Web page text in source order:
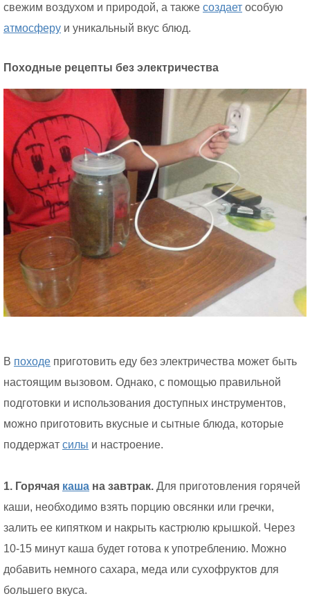
свежим воздухом и природой, а также создает особую
атмосферу и уникальный вкус блюд.
Походные рецепты без электричества
В походе приготовить еду без электричества может быть
настоящим вызовом. Однако, с помощью правильной
подготовки и использования доступных инструментов,
можно приготовить вкусные и сытные блюда, которые
поддержат силы и настроение.
1. Горячая каша на завтрак. Для приготовления горячей
каши, необходимо взять порцию овсянки или гречки,
залить ее кипятком и накрыть кастрюлю крышкой. Через
10-15 минут каша будет готова к употреблению. Можно
добавить немного сахара, меда или сухофруктов для
большего вкуса.